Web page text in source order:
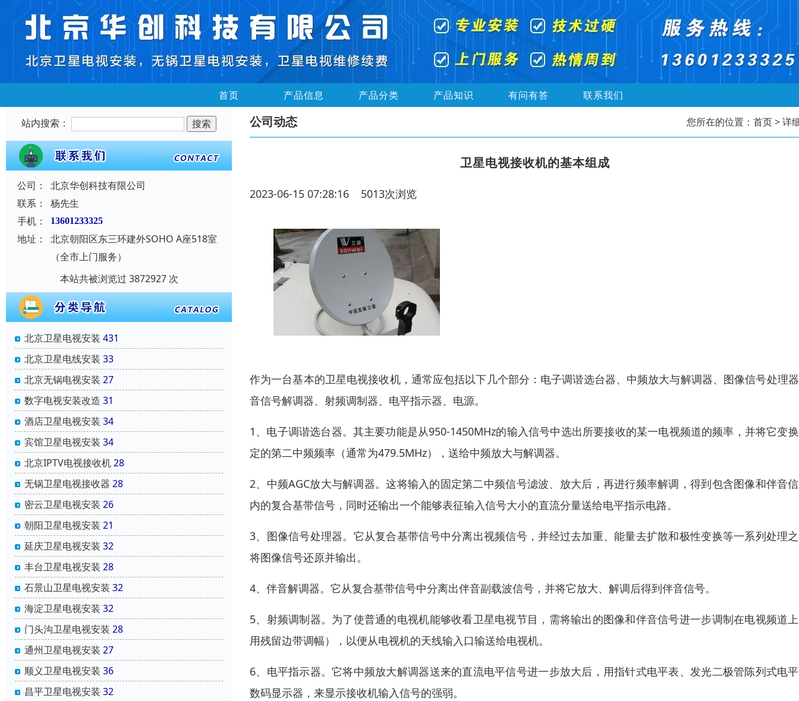
首页 产品信息 产品分类 产品知识 有问有答 联系我们
站内搜索：
公司：
北京华创科技有限公司
联系：
杨先生
手机：
13601233325
地址：
北京朝阳区东三环建外SOHO A座518室
（全市上门服务）
本站共被浏览过 3872927 次
北京卫星电视安装 431
北京卫星电线安装 33
北京无锅电视安装 27
数字电视安装改造 31
酒店卫星电视安装 34
宾馆卫星电视安装 34
北京IPTV电视接收机28
无锅卫星电视接收器 28
密云卫星电视安装 26
朝阳卫星电视安装 21
延庆卫星电视安装 32
丰台卫星电视安装 28
石景山卫星电视安装 32
海淀卫星电视安装 32
门头沟卫星电视安装 28
通州卫星电视安装 27
顺义卫星电视安装 36
昌平卫星电视安装 32
公司动态 您所在的位置： 首页> 详
卫星电视接收机的基本组成
2023-06-15 07:28:16 5013次浏览
作为一台基本的卫星电视接收机，通常应包括以下几个部分：电子调谐选台器、中频放大与解调器、图像信号处理
音信号解调器、射频调制器、电平指示器、电源。
1、电子调谐选台器。其主要功能是从950-1450MHz的输入信号中选出所要接收的某一电视频道的频率，并将它变
定的第二中频频率（通常为479.5MHz），送给中频放大与解调器。
2、中频AGC放大与解调器。这将输入的固定第二中频信号滤波、放大后，再进行频率解调，得到包含图像和伴音
内的复合基带信号，同时还输出一个能够表征输入信号大小的直流分量送给电平指示电路。
3、图像信号处理器。它从复合基带信号中分离出视频信号，并经过去加重、能量去扩散和极性变换等一系列处理
将图像信号还原并输出。
4、伴音解调器。它从复合基带信号中分离出伴音副载波信号，并将它放大、解调后得到伴音信号。
5、射频调制器。为了使普通的电视机能够收看卫星电视节目，需将输出的图像和伴音信号进一步调制在电视频道
用残留边带调幅），以便从电视机的天线输入口输送给电视机。
6、电平指示器。它将中频放大解调器送来的直流电平信号进一步放大后，用指针式电平表、发光二极管陈列式电
数码显示器，来显示接收机输入信号的强弱。